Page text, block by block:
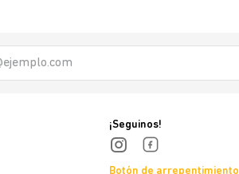
¡Seguinos!
Botón de arrepentimiento